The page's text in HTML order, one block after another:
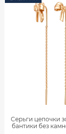
Серьги цепочки
бантики без